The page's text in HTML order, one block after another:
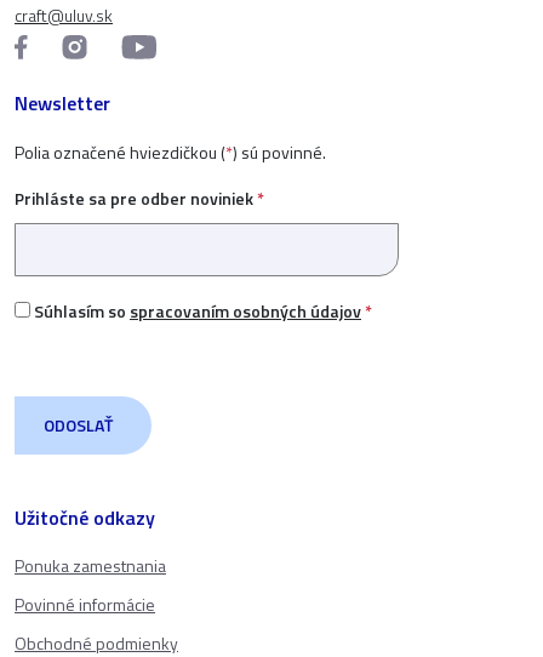
Užitočné odkazy
Ponuka zamestnania
Povinné informácie
Obchodné podmienky
craft@uluv.sk
Newsletter
Polia označené hviezdičkou (*) sú povinné.
Prihláste sa pre odber noviniek*
Súhlasím so spracovaním osobných údajov*